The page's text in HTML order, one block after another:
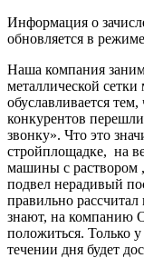
Информация о
обновляется в
Наша компания
металлической
обуславливается
конкурентов
звонку». Что это
стройплощадке, на
машины с раствором ,
подвел нерадивый
правильно
знают, на
положиться. Только у
течении дня будет